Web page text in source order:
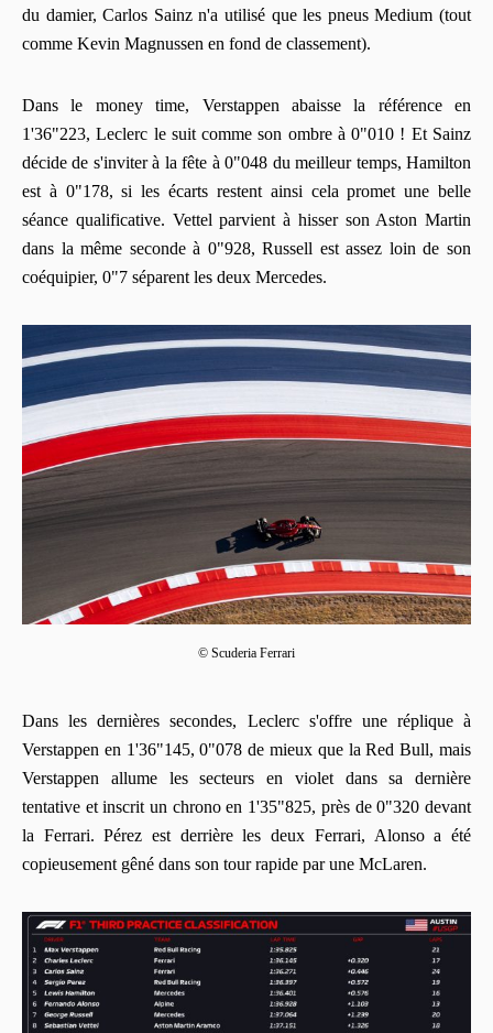
du damier, Carlos Sainz n'a utilisé que les pneus Medium (tout
comme Kevin Magnussen en fond de classement).
Dans le money time, Verstappen abaisse la référence en
1'36"223, Leclerc le suit comme son ombre à 0"010 ! Et Sainz
décide de s'inviter à la fête à 0"048 du meilleur temps, Hamilton
est à 0"178, si les écarts restent ainsi cela promet une belle
séance qualificative. Vettel parvient à hisser son Aston Martin
dans la même seconde à 0"928, Russell est assez loin de son
coéquipier, 0"7 séparent les deux Mercedes.
© Scuderia Ferrari
Dans les dernières secondes, Leclerc s'offre une réplique à
Verstappen en 1'36"145, 0"078 de mieux que la Red Bull, mais
Verstappen allume les secteurs en violet dans sa dernière
tentative et inscrit un chrono en 1'35"825, près de 0"320 devant
la Ferrari. Pérez est derrière les deux Ferrari, Alonso a été
copieusement gêné dans son tour rapide par une McLaren.